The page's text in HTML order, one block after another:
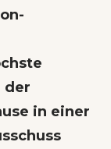
der
in einer